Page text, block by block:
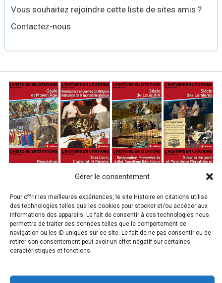
Gérer le consentement
Pour offrir les meilleures expériences, le site Histoire en citations utilise
des technologies telles que les cookies pour stocker et/ou accéder aux
informations des appareils. Le fait de consentir à ces technologies nous
permettra de traiter des données telles que le comportement de
navigation ou les ID uniques sur ce site. Le fait de ne pas consentir ou de
retirer son consentement peut avoir un effet négatif sur certaines
caractéristiques et fonctions.
Vous souhaitez rejoindre cette liste de sites amis ?
Contactez-nous